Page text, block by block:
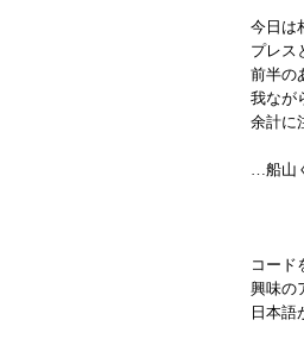
今日は
プレス
前半の
我なが
余計に
…船山
コード
興味の
日本語